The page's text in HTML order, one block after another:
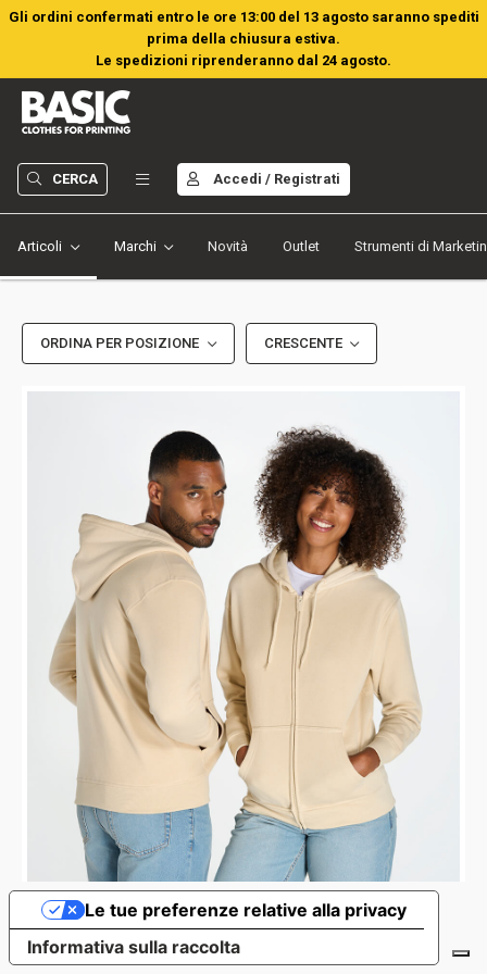
Gli ordini confermati entro le ore 13:00 del 13 agosto saranno spediti
prima della chiusura estiva.
Le spedizioni riprenderanno dal 24 agosto.
Articoli Marchi Novità Outlet Strumenti di
CERCA Accedi / Registrati
ORDINA PER POSIZIONE CRESCENTE
Informativa sulla raccolta
Le tue preferenze relative alla privacy